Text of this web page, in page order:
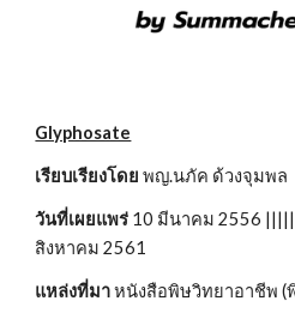
Glyphosate
เรียบเรียงโดย พญ.นภัค ด้วงจุมพล
วันที่เผยแพร่ 10 มีนาคม 2556
สิงหาคม 2561
แหล่งที่มา หนังสือพิษวิทยาอาชีพ (